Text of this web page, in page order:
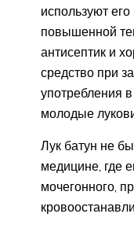
используют
повышенной
антисептик и
средство при
употребления
молодые
Лук батун не
медицине, где
мочегонного,